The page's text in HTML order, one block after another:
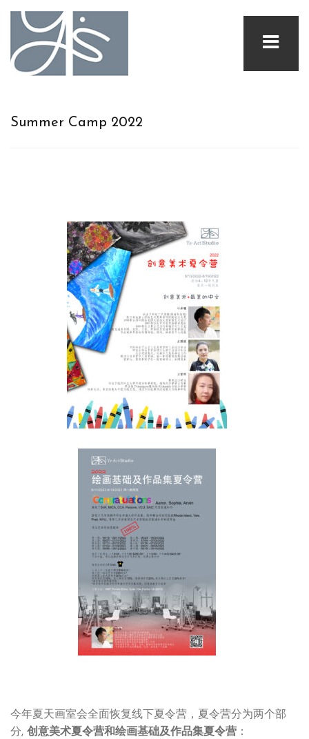
Summer Camp 2022
今年夏天画室会全面恢复线下夏令营，夏令营分为两个部
分, 创意美术夏令营和绘画基础及作品集夏令营 ：